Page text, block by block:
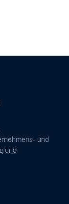
und
und